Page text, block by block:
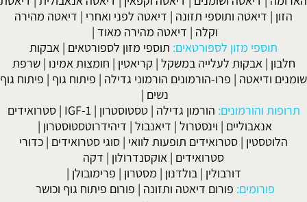
הזון | דיאטה ותוספי תזונה | דיאטה לפני ואחרי | דיאטה מהירה
וקלה | דיאטה מהירה מאוד |
תוספי מזון לספורטאים: תוספי מזון לספורטאים | אבקות
חלבון | אבקות לעלייה במשקל | קריאטין | חומצות אמינו |שרפת
שומנים ודיאטה | פרו-הורמונים הורמוני גדילה | פיתוח גוף | פיתוח גוף
נשים |
תרופות והורמונים: הורמון גדילה |טסטוסטרון |
IGF-1
|סטרואידים
אנאבוליים | וינסטרול | דיאנבול | דיהידרוטסטוסטרון |
הלוטסטין | סטרואידים תופעות לוואי | סוגי סטרואידים | כדורי
סטרואידים | אוקסנדרולון | דקה
דורבולין | בולדנון | מסטרון | פרימובולן |
פורומים: פורום דיאטה ותזונה | פורום פיתוח גוף וכושר